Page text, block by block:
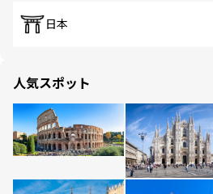
日本
人気スポット